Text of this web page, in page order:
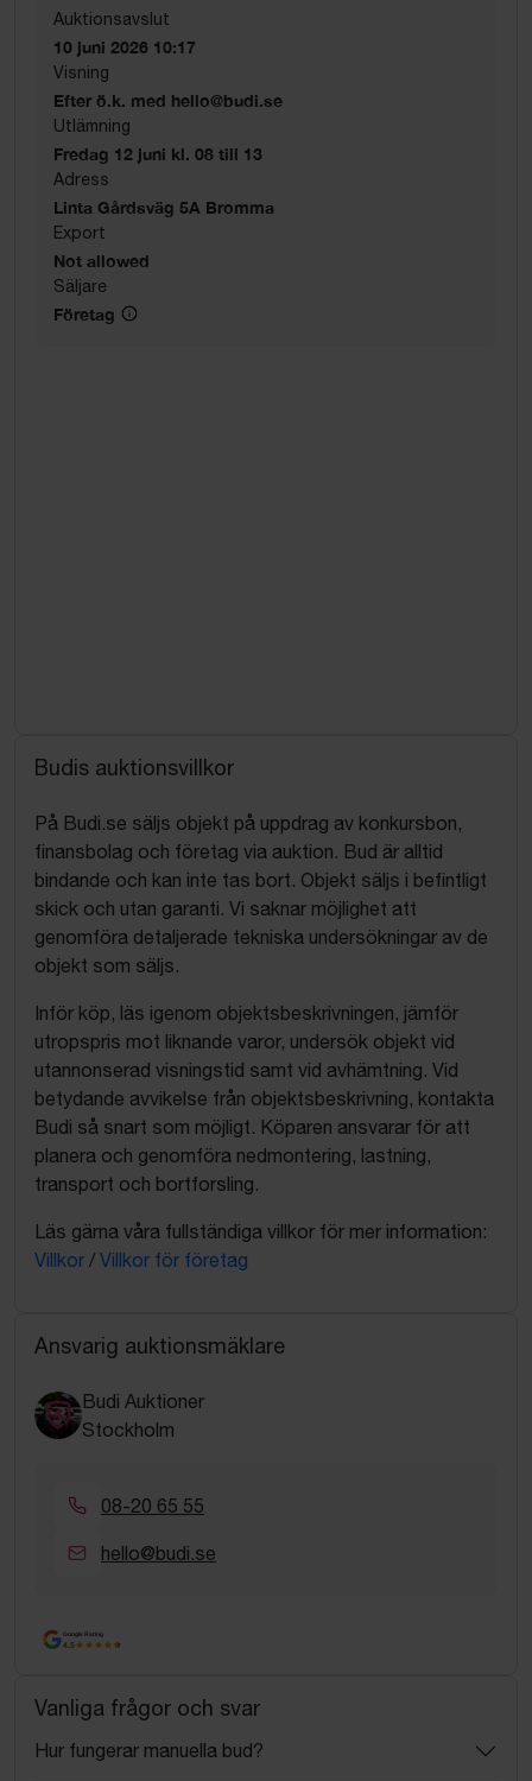
Auktionsavslut
10 juni 2026 10:17
Visning
Efter ö.k. med hello@budi.se
Utlämning
Fredag 12 juni kl. 08 till 13
Adress
Linta Gårdsväg 5A Bromma
Export
Not allowed
Säljare
Företag
Budis auktionsvillkor
På Budi.se säljs objekt på uppdrag av konkursbon,
finansbolag och företag via auktion. Bud är alltid
bindande och kan inte tas bort. Objekt säljs i befintligt
skick och utan garanti. Vi saknar möjlighet att
genomföra detaljerade tekniska undersökningar av de
objekt som säljs.
Inför köp, läs igenom objektsbeskrivningen, jämför
utropspris mot liknande varor, undersök objekt vid
utannonserad visningstid samt vid avhämtning. Vid
betydande avvikelse från objektsbeskrivning, kontakta
Budi så snart som möjligt. Köparen ansvarar för att
planera och genomföra nedmontering, lastning,
transport och bortforsling.
Läs gärna våra fullständiga villkor för mer information:
Villkor / Villkor för företag
Ansvarig auktionsmäklare
Budi Auktioner
Stockholm
08-20 65 55
hello@budi.se
Google Rating
4.5
Vanliga frågor och svar
Hur fungerar manuella bud?